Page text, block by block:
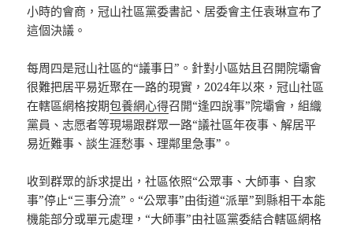
小時的會商，冠山社區黨委書記、居委會主任袁琳宣布了
這個決議。
每周四是冠山社區的“議事日”。針對小區姑且召開院壩會
很難把居平易近聚在一路的現實，2024年以來，冠山社區
在轄區網格按期包養網心得召開“逢四說事”院壩會，組織
黨員、志愿者等現場跟群眾一路“議社區年夜事、解居平
易近難事、談生涯愁事、理鄰里急事”。
收到群眾的訴求提出，社區依照“公眾事、大師事、自家
事”停止“三事分流”。“公眾事”由街道“派單”到縣相干本能
機能部分或單元處理，“大師事”由社區黨委結合轄區網格